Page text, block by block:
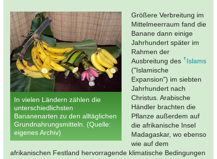
In vielen Ländern zählen die
unterschiedlichsten
Bananenarten zu den alltäglichen
Grundnahrungsmitteln. (Quelle:
eigenes Archiv)
Größere Verbreitung im
Mittelmeerraum fand die
Banane dann einige
Jahrhundert später im
Rahmen der
Ausbreitung des
Islams
("Islamische
Expansion") im siebten
Jahrhundert nach
Christus. Arabische
Händler brachten die
Pflanze außerdem auf
die afrikanische Insel
Madagaskar, wo ebenso
wie auf dem
afrikanischen Festland hervorragende klimatische Bedingungen